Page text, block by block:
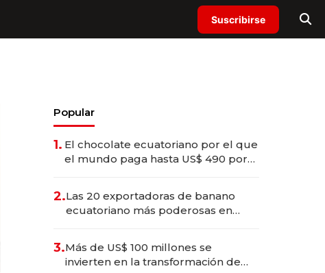
Suscribirse
Popular
1. El chocolate ecuatoriano por el que
el mundo paga hasta US$ 490 por
2.Las 20 exportadoras de banano
ecuatoriano más poderosas en
3.Más de US$ 100 millones se
invierten en la transformación de